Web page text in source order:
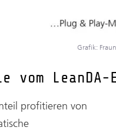
Grafik:
LeanDA-
profitieren von